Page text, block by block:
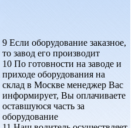
9 Если оборудование заказное,
то завод его производит
10 По готовности на заводе и
приходе оборудования на
склад в Москве менеджер Вас
информирует, Вы оплачиваете
оставшуюся часть за
оборудование